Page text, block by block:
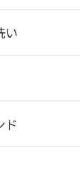
い
ド